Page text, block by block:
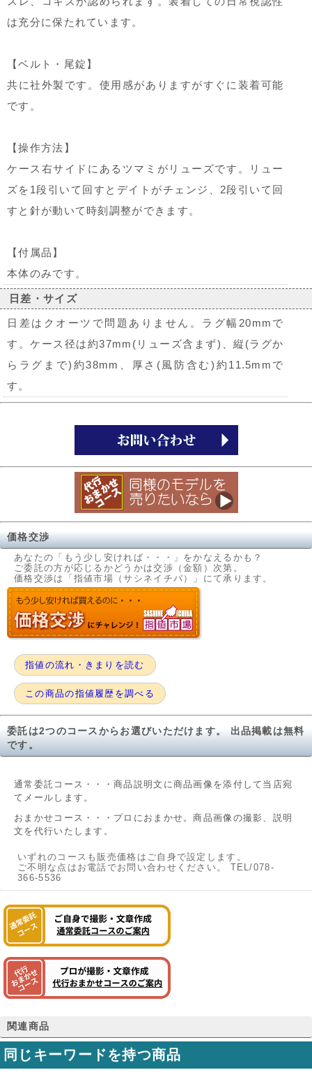
は充分に保たれています。
【ベルト・尾錠】
共に社外製です。使用感がありますがすぐに装着可能
です。
【操作方法】
ケース右サイドにあるツマミがリューズです。リュー
ズを1段引いて回すとデイトがチェンジ、2段引いて回
すと針が動いて時刻調整ができます。
【付属品】
本体のみです。
日差・サイズ
日差はクオーツで問題ありません。ラグ幅20mmで
す。ケース径は約37mm(リューズ含まず)、縦(ラグか
らラグまで)約38mm、厚さ(風防含む)約11.5mmで
す。
価格交渉
あなたの「もう少し安ければ・・・」をかなえるかも？
ご委託の方が応じるかどうかは交渉（金額）次第。
価格交渉は「指値市場（サシネイチバ）」にて承ります。
指値の流れ・きまりを読む
この商品の指値履歴を調べる
委託は2つのコースからお選びいただけます。 出品掲載は無料
です。
通常委託コース・・・商品説明文に商品画像を添付して当店宛
てメールします。
おまかせコース・・・プロにおまかせ。商品画像の撮影、説明
文を代行いたします。
いずれのコースも販売価格はご自身で設定します。
ご不明な点はお電話でお問い合わせください。 TEL/078-
366-5536
関連商品
同じキーワードを持つ商品